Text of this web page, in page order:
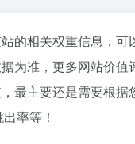
的相关权重信息，可
为准，更多网站价
最主要还是需要根
率等！